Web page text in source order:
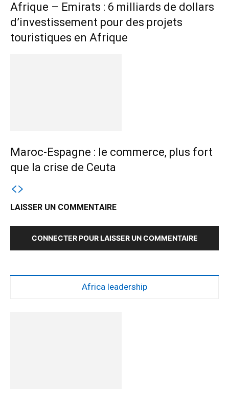
Afrique – Emirats : 6 milliards de dollars
d’investissement pour des projets
touristiques en Afrique
Maroc-Espagne : le commerce, plus fort
que la crise de Ceuta
LAISSER UN COMMENTAIRE
CONNECTER POUR LAISSER UN COMMENTAIRE
Africa leadership